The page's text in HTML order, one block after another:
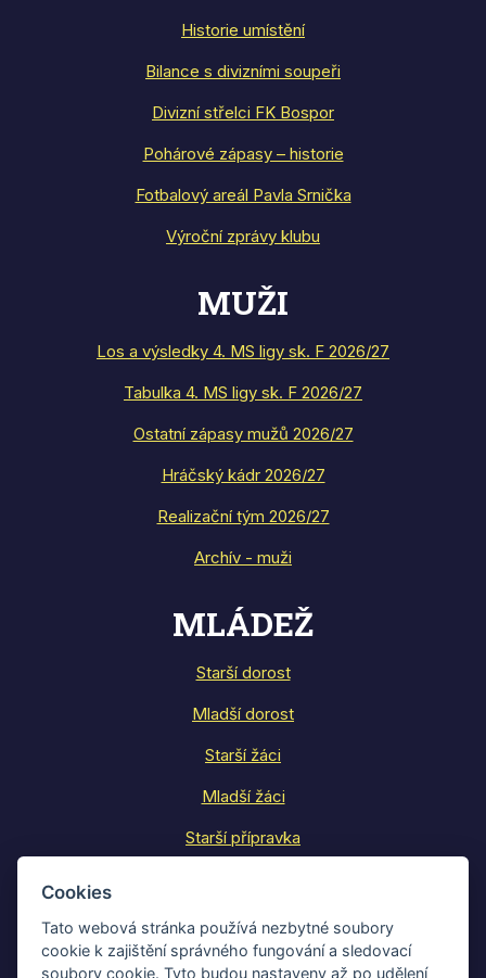
Historie umístění
Bilance s divizními soupeři
Divizní střelci FK Bospor
Pohárové zápasy – historie
Fotbalový areál Pavla Srnička
Výroční zprávy klubu
MUŽI
Los a výsledky 4. MS ligy sk. F 2026/27
Tabulka 4. MS ligy sk. F 2026/27
Ostatní zápasy mužů 2026/27
Hráčský kádr 2026/27
Realizační tým 2026/27
Archív - muži
MLÁDEŽ
Starší dorost
Mladší dorost
Starší žáci
Mladší žáci
Starší přípravka
Realizační týmy mládeže
Rozpis tréninků
Cookies
Tato webová stránka používá nezbytné soubory
cookie k zajištění správného fungování a sledovací
soubory cookie. Tyto budou nastaveny až po udělení